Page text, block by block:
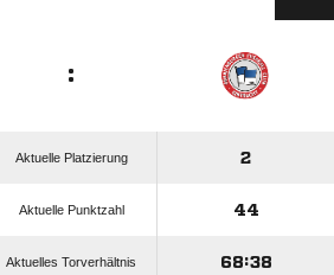
:
Aktuelle Platzierung 2
Aktuelle Punktzahl 44
Aktuelles Torverhältnis 68:38